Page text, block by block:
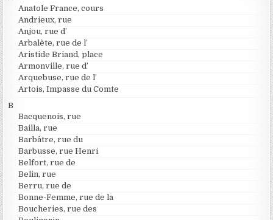
Anatole France, cours
Andrieux, rue
Anjou, rue d’
Arbalète, rue de l’
Aristide Briand, place
Armonville, rue d’
Arquebuse, rue de l’
Artois, Impasse du Comte
B
Bacquenois, rue
Bailla, rue
Barbâtre, rue du
Barbusse, rue Henri
Belfort, rue de
Belin, rue
Berru, rue de
Bonne-Femme, rue de la
Boucheries, rue des